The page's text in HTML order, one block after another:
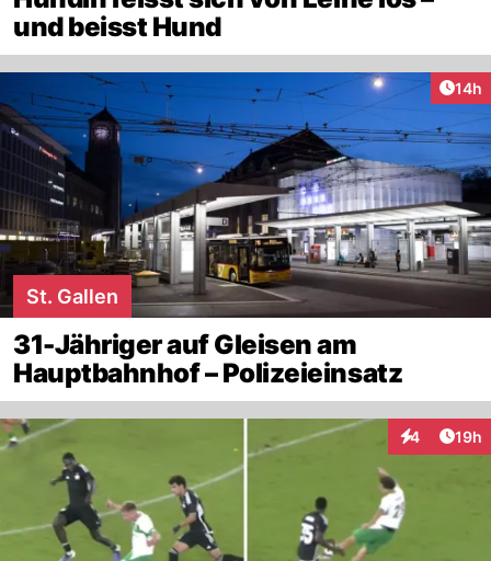
und beisst Hund
14h
St. Gallen
31-Jähriger auf Gleisen am
Hauptbahnhof – Polizeieinsatz
4
Interaktionen
19h